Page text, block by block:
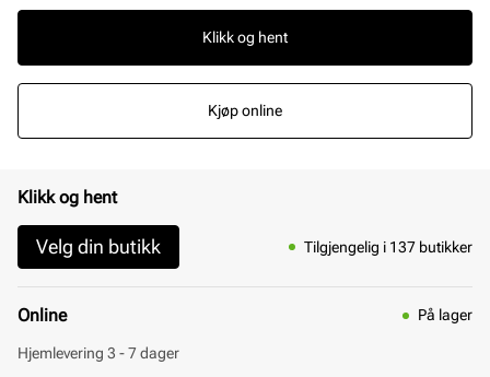
Klikk og hent
Kjøp online
Klikk og hent
Velg din butikk Tilgjengelig i 137 butikker
Online På lager
Hjemlevering 3 - 7 dager